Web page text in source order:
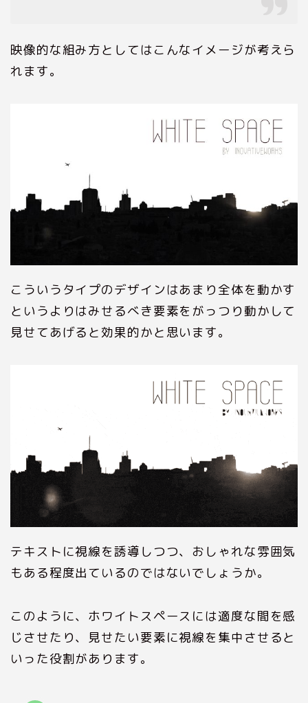
映像的な組み方としてはこんなイメージが考えら
れます。
こういうタイプのデザインはあまり全体を動かす
というよりはみせるべき要素をがっつり動かして
見せてあげると効果的かと思います。
テキストに視線を誘導しつつ、おしゃれな雰囲気
もある程度出ているのではないでしょうか。
このように、ホワイトスペースには適度な間を感
じさせたり、見せたい要素に視線を集中させると
いった役割があります。